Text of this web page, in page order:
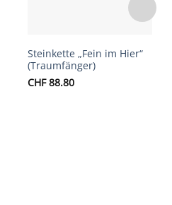
Steinkette „Fein im Hier“
(Traumfänger)
CHF88.80